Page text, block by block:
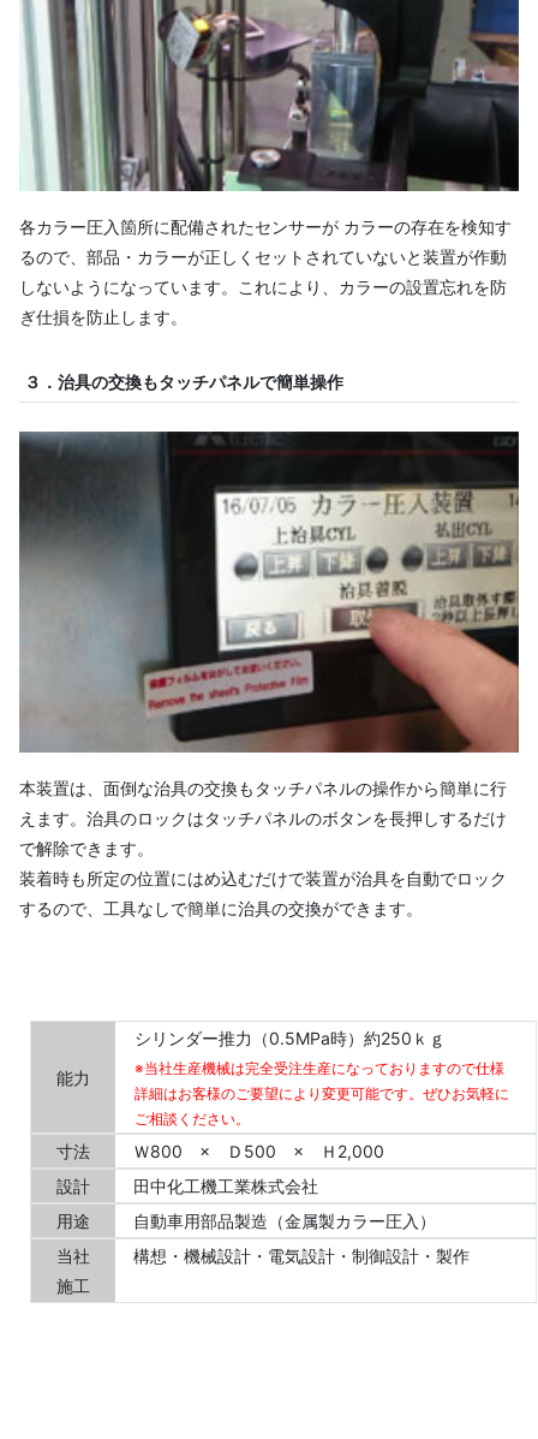
各カラー圧入箇所に配備されたセンサーが カラーの存在を検知す
るので、部品・カラーが正しくセットされていないと装置が作動
しないようになっています。これにより、カラーの設置忘れを防
ぎ仕損を防止します。
３．治具の交換もタッチパネルで簡単操作
本装置は、面倒な治具の交換もタッチパネルの操作から簡単に行
えます。治具のロックはタッチパネルのボタンを長押しするだけ
で解除できます。
装着時も所定の位置にはめ込むだけで装置が治具を自動でロック
するので、工具なしで簡単に治具の交換ができます。
能力
シリンダー推力（0.5MPa時）約250ｋｇ
※当社生産機械は完全受注生産になっておりますので仕様
詳細はお客様のご要望により変更可能です。ぜひお気軽に
ご相談ください。
寸法
Ｗ800 × Ｄ500 × Ｈ2,000
設計
田中化工機工業株式会社
用途
自動車用部品製造（金属製カラー圧入）
当社
施工
構想・機械設計・電気設計・制御設計・製作